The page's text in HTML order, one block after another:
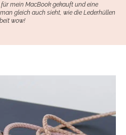
mein MacBook gekauft und eine
gleich auch sieht, wie die Lederhüllen
wow!